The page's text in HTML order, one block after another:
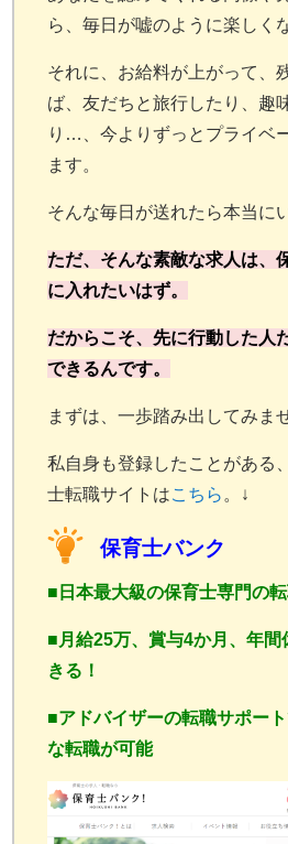
ら、毎日が嘘のように楽しく
それに、お給料が上がって、
ば、友だちと旅行したり、趣
り…、今よりずっとプライベ
ます。
そんな毎日が送れたら本当に
ただ、そんな素敵な求人は、
に入れたいはず。
だからこそ、先に行動した人
できるんです。
まずは、一歩踏み出してみま
私自身も登録したことがある
士転職サイトはこちら 。↓
保育士バンク
■日本最大級の保育士専門の
■月給25万、賞与4か月、年
きる！
■アドバイザーの転職サポー
な転職が可能